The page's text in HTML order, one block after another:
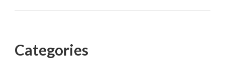
Categories